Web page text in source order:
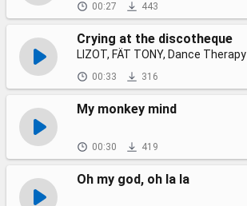
00:27 443
Crying at the discotheque
LIZOT, FÄT TONY, Dance Therapy
00:33 316
My monkey mind
00:30 419
Oh my god, oh la la